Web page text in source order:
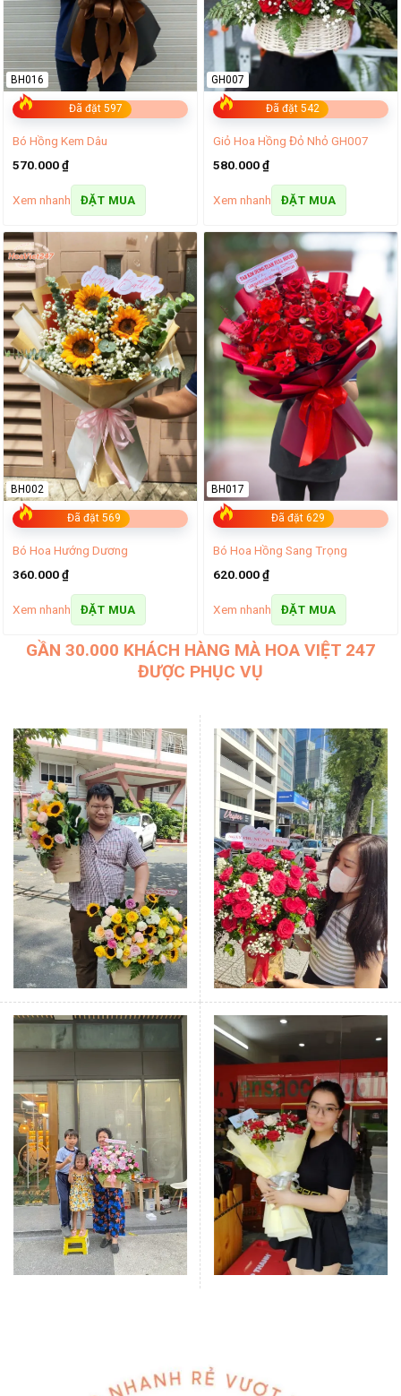
Đã đặt 597
BH016
Bó Hồng Kem Dâu
570.000₫
Xem nhanh ĐẶT MUA
Đã đặt 542
GH007
Giỏ Hoa Hồng Đỏ Nhỏ GH007
580.000₫
Xem nhanh ĐẶT MUA
Đã đặt 569
BH002
Bó Hoa Hướng Dương
360.000₫
Xem nhanh ĐẶT MUA
Đã đặt 629
BH017
Bó Hoa Hồng Sang Trọng
620.000₫
Xem nhanh ĐẶT MUA
GẦN 30.000 KHÁCH HÀNG MÀ HOA VIỆT 247
ĐƯỢC PHỤC VỤ